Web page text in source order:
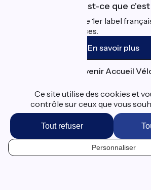
FR
Accueil Vélo qu'est-ce que c'est
Accueil Vélo c'est le 1er label
cyclistes en vacances.
En savoir plus
Devenir Accueil
Financé dans le cadre de Destination
Espace Presse
Données personnelles
Ce site utilise des cookies et
contrôle sur ceux que vous
Tout refuser
Personnaliser